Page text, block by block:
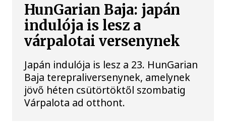
HunGarian Baja: japán
indulója is lesz a
várpalotai versenynek
Japán indulója is lesz a 23. HunGarian
Baja terepraliversenynek, amelynek
jövő héten csütörtöktől szombatig
Várpalota ad otthont.